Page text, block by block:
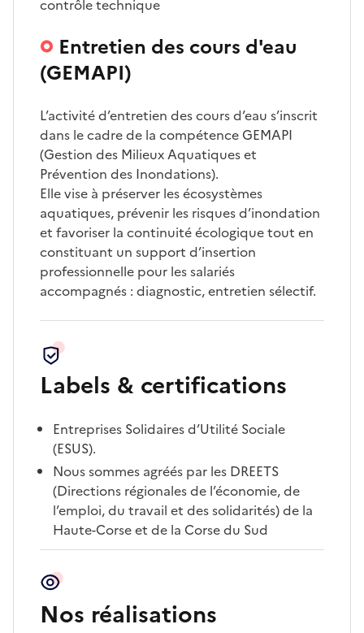
contrôle technique
Entretien des cours d'eau
(GEMAPI)
L’activité d’entretien des cours d’eau s’inscrit
dans le cadre de la compétence GEMAPI
(Gestion des Milieux Aquatiques et
Prévention des Inondations).
Elle vise à préserver les écosystèmes
aquatiques, prévenir les risques d’inondation
et favoriser la continuité écologique tout en
constituant un support d’insertion
professionnelle pour les salariés
accompagnés : diagnostic, entretien sélectif.
Labels & certifications
Entreprises Solidaires d’Utilité Sociale
(ESUS).
Nous sommes agréés par les DREETS
(Directions régionales de l’économie, de
l’emploi, du travail et des solidarités) de la
Haute-Corse et de la Corse du Sud
Nos réalisations